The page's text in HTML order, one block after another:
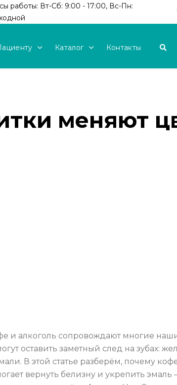
работы: Вт-Сб: 9:00 - 17:00, Вс-Пн:
Каталог Контакты
меняют
и алкоголь сопровождают многие
оставить заметный след на зубах:
В этой статье разберём, почему
вернуть белизну и укрепить эмаль